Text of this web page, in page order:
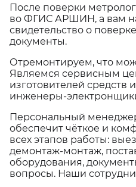
После поверки
во ФГИС АРШИН, а вам
свидетельство о
документы.
Отремонтируем, что
Являемся сервисным
изготовителей средств
инженеры-
Персональный
обеспечит чёткое и
всех этапов работы:
демонтаж-монтаж,
оборудования,
вопросы. Наши